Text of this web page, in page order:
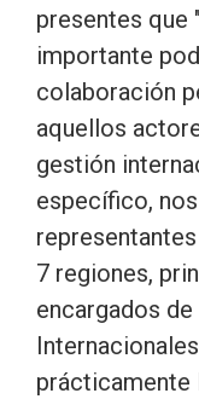
presentes que
importante
colaboración
aquellos
gestión
específico,
7 regiones,
encargados
prácticamente